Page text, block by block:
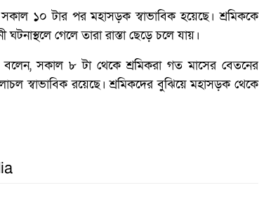
সকাল ১০ টার পর মহাসড়ক স্বাভাবিক হয়েছে। শ্রমিককে
গেলে তারা রাস্তা ছেড়ে চলে যায়।
সকাল ৮ টা থেকে শ্রমিকরা গত মাসের বেতনের
স্বাভাবিক রয়েছে। শ্রমিকদের বুঝিয়ে মহাসড়ক থেকে